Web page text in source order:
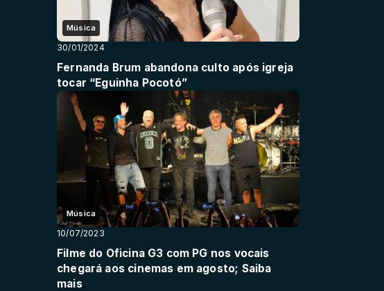
Música
30/01/2024
Fernanda Brum abandona culto após igreja
tocar “Eguinha Pocotó”
Música
10/07/2023
Filme do Oficina G3 com PG nos vocais
chegará aos cinemas em agosto; Saiba
mais